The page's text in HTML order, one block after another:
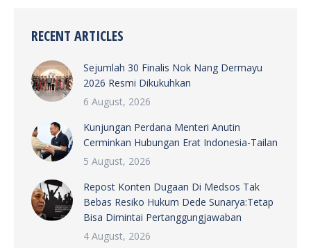
RECENT ARTICLES
Sejumlah 30 Finalis Nok Nang Dermayu
2026 Resmi Dikukuhkan
6 August, 2026
Kunjungan Perdana Menteri Anutin
Cerminkan Hubungan Erat Indonesia-Tailan
5 August, 2026
Repost Konten Dugaan Di Medsos Tak
Bebas Resiko Hukum Dede Sunarya:Tetap
Bisa Dimintai Pertanggungjawaban
4 August, 2026